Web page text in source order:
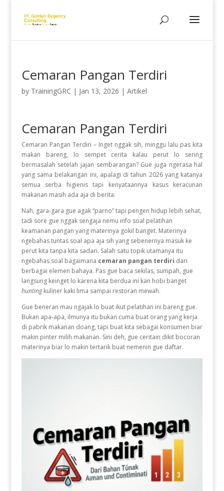
Cemaran Pangan Terdiri
by TrainingGRC | Jan 13, 2026 | Artikel
Cemaran Pangan Terdiri
Cemaran Pangan Terdiri – Inget nggak sih, minggu lalu pas kita
makan bareng, lo sempet cerita kalau perut lo sering
bermasalah setelah jajan sembarangan? Gue juga ngerasa hal
yang sama belakangan ini, apalagi di tahun 2026 yang katanya
semua serba higienis tapi kenyataannya kasus keracunan
makanan masih ada aja di berita.
Nah, gara-gara gue agak “parno” tapi pengen hidup lebih sehat,
tadi sore gue nggak sengaja nemu info soal pelatihan
keamanan pangan yang materinya gokil banget. Materinya
ngebahas tuntas soal apa aja sih yang sebenernya masuk ke
perut kita tanpa kita sadari. Salah satu topik utamanya itu
ngebahas soal bagaimana cemaran pangan terdiri dari
berbagai elemen bahaya. Pas gue baca sekilas, sumpah, gue
langsung keinget lo karena kita berdua ini kan hobi banget
huntingkuliner kaki lima sampai restoran mewah.
Gue beneran mau ngajak lo buat ikut pelatihan ini bareng gue.
Bukan apa-apa, ilmunya itu bukan cuma buat orang yang kerja
di pabrik makanan doang, tapi buat kita sebagai konsumen biar
makin pinter milih makanan. Sini deh, gue ceritain dikit bocoran
materinya biar lo makin tertarik buat nemenin gue daftar.